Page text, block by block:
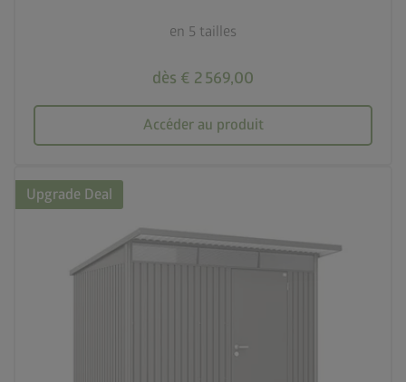
en 5 tailles
dès € 2 569,00
Accéder au produit
Upgrade Deal